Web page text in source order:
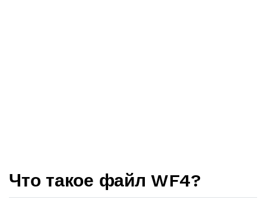
Что такое файл WF4?